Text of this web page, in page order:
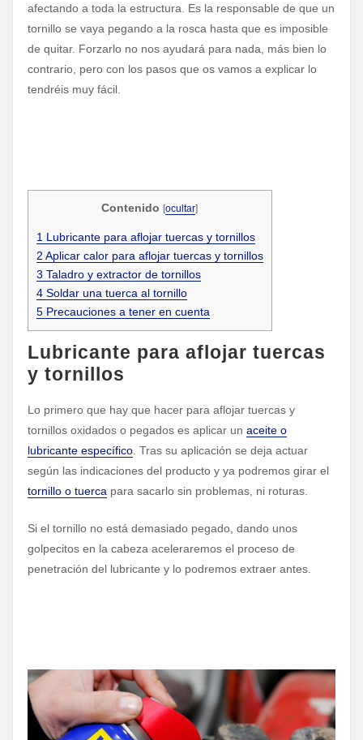
afectando a toda la estructura. Es la responsable de que un
tornillo se vaya pegando a la rosca hasta que es imposible
de quitar. Forzarlo no nos ayudará para nada, más bien lo
contrario, pero con los pasos que os vamos a explicar lo
tendréis muy fácil.
Contenido [ocultar]
1Lubricante para aflojar tuercas y tornillos
2 Aplicar calor para aflojar tuercas y tornillos
3 Taladro y extractor de tornillos
4Soldar una tuerca al tornillo
5Precauciones a tener en cuenta
Lubricante para aflojar tuercas
y tornillos
Lo primero que hay que hacer para aflojar tuercas y
tornillos oxidados o pegados es aplicar un aceite o
lubricante específico. Tras su aplicación se deja actuar
según las indicaciones del producto y ya podremos girar el
tornillo o tuercapara sacarlo sin problemas, ni roturas.
Si el tornillo no está demasiado pegado, dando unos
golpecitos en la cabeza aceleraremos el proceso de
penetración del lubricante y lo podremos extraer antes.